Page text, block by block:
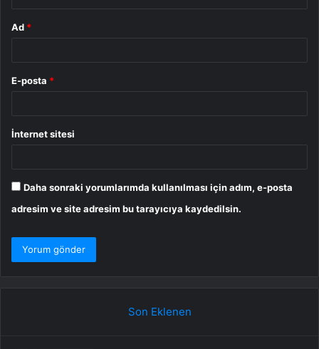
Ad *
E-posta *
İnternet sitesi
Daha sonraki yorumlarımda kullanılması için adım, e-posta
adresim ve site adresim bu tarayıcıya kaydedilsin.
Son Eklenen